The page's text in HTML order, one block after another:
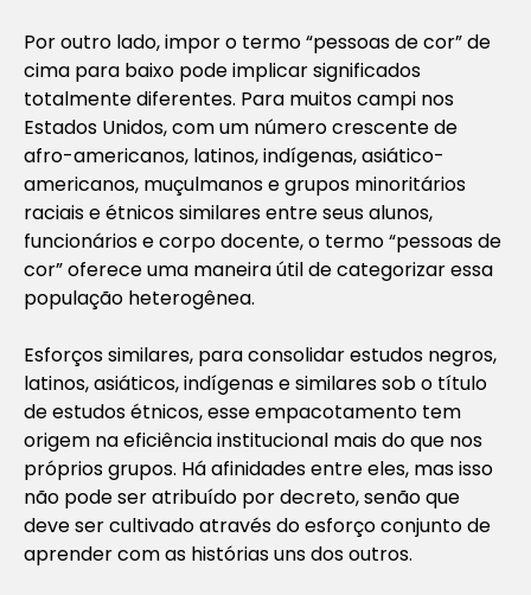
Por outro lado, impor o termo “pessoas de cor” de
cima para baixo pode implicar significados
totalmente diferentes. Para muitos campi nos
Estados Unidos, com um número crescente de
afro-americanos, latinos, indígenas, asiático-
americanos, muçulmanos e grupos minoritários
raciais e étnicos similares entre seus alunos,
funcionários e corpo docente, o termo “pessoas de
cor” oferece uma maneira útil de categorizar essa
população heterogênea.
Esforços similares, para consolidar estudos negros,
latinos, asiáticos, indígenas e similares sob o título
de estudos étnicos, esse empacotamento tem
origem na eficiência institucional mais do que nos
próprios grupos. Há afinidades entre eles, mas isso
não pode ser atribuído por decreto, senão que
deve ser cultivado através do esforço conjunto de
aprender com as histórias uns dos outros.